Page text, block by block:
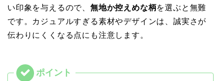
い印象を与えるので、 無地か控えめな柄を選ぶと無難
です。カジュアルすぎる素材やデザインは、誠実さが
伝わりにくくなる点にも注意します。